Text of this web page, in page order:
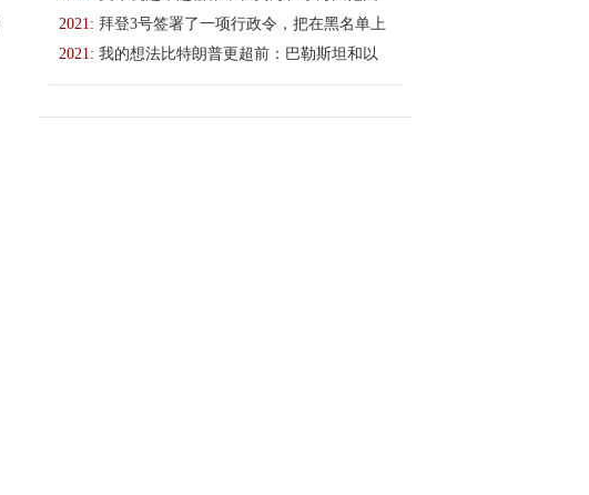
2021: 拜登3号签署了一项行政令，把在黑名单上
2021: 我的想法比特朗普更超前：巴勒斯坦和以